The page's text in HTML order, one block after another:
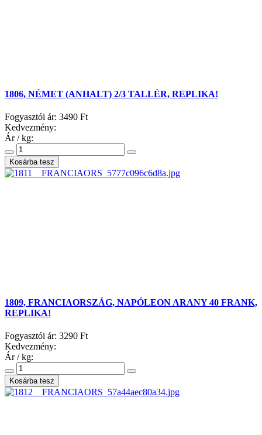
1806, NÉMET (ANHALT) 2/3 TALLÉR, REPLIKA!
Fogyasztói ár: 3490 Ft
Kedvezmény:
Ár / kg:
1809, FRANCIAORSZÁG, NAPÓLEON ARANY 40 FRANK,
REPLIKA!
Fogyasztói ár: 3290 Ft
Kedvezmény:
Ár / kg: